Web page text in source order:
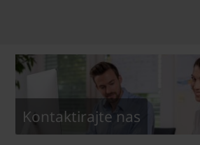
Kontaktirajte nas